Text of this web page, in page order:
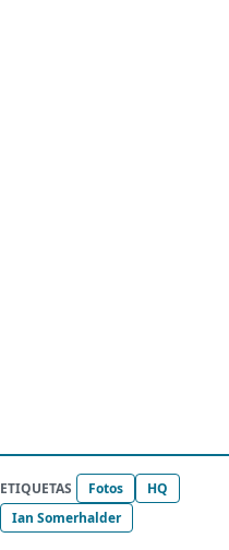
ETIQUETAS Fotos
HQ
Ian Somerhalder